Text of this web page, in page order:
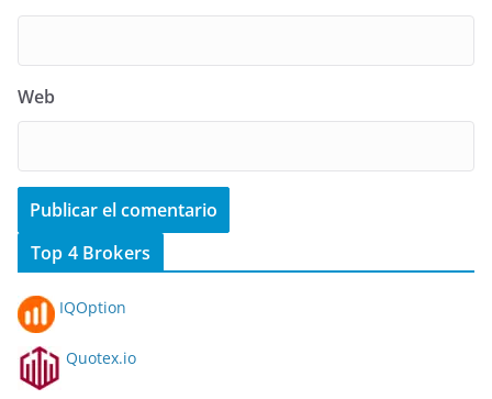
Web
Top 4 Brokers
IQOption
Quotex.io